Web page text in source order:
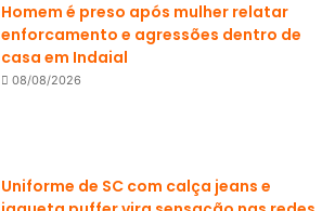
Homem é preso após mulher relatar
enforcamento e agressões dentro de
casa em Indaial
08/08/2026
Uniforme de SC com calça jeans e